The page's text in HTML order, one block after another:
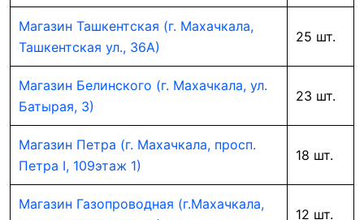
Магазин Ташкентская (г. Махачкала,
Ташкентская ул., 36А)
25 шт.
Магазин Белинского (г. Махачкала, ул.
Батырая, 3)
23 шт.
Магазин Петра (г. Махачкала, просп.
Петра I, 109этаж 1)
18 шт.
Магазин Газопроводная (г.Махачкала,
12 шт.